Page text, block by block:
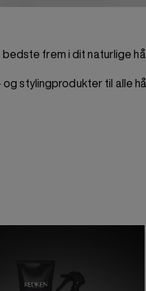
frem i dit naturlige
stylingprodukter til alle